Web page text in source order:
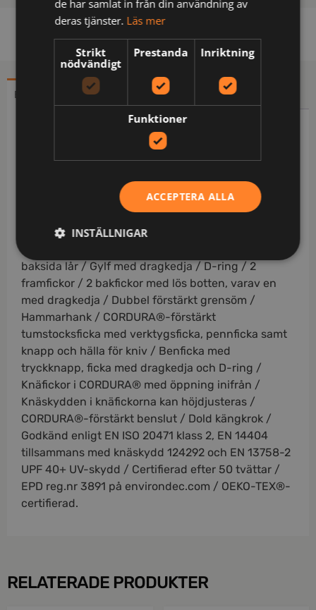
BESKRIVNING YTTERLIGARE INFORMATION
Delvis biobaserat och återvunnet material /
Miljödeklarerad (EPD) / 4-vägs stretchmaterial /
Reglerbara elastiska hängslen / Stor bröstficka med
dragkedja och pennficka / Invändig telefonficka /
Ribbstickade stretchpartier i midjan / Slitstarkt
baksida lår / Gylf med dragkedja / D-ring / 2
framfickor / 2 bakfickor med lös botten, varav en
med dragkedja / Dubbel förstärkt grensöm /
Hammarhank / CORDURA®-förstärkt
tumstocksficka med verktygsficka, pennficka samt
knapp och hälla för kniv / Benficka med
tryckknapp, ficka med dragkedja och D-ring /
Knäfickor i CORDURA® med öppning inifrån /
Knäskydden i knäfickorna kan höjdjusteras /
CORDURA®-förstärkt benslut / Dold kängkrok /
Godkänd enligt EN ISO 20471 klass 2, EN 14404
tillsammans med knäskydd 124292 och EN 13758-2
UPF 40+ UV-skydd / Certifierad efter 50 tvättar /
EPD reg.nr 3891 på environdec.com / OEKO-TEX®-
certifierad.
RELATERADE PRODUKTER
de har samlat in från din användning av
deras tjänster. Läs mer
Strikt
nödvändigt
Prestanda Inriktning
Funktioner
ACCEPTERA ALLA
INSTÄLLNIGAR